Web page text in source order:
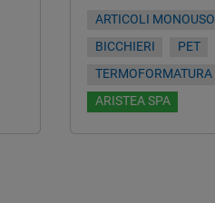
ARTICOLI MONOUSO
BICCHIERI
PET
TERMOFORMATURA
ARISTEA SPA